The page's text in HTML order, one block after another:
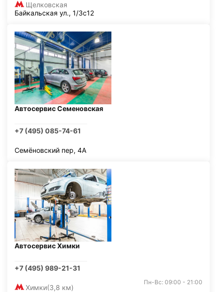
Щелковская
Байкальская ул., 1/3с12
Автосервис Семеновская
+7 (495) 085-74-61
Семёновский пер, 4А
Автосервис Химки
+7 (495) 989-21-31
Химки(3,8 км)
Пн-Вс: 09:00 - 21:00